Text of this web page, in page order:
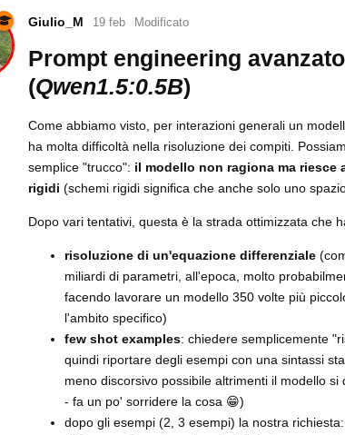
Giulio_M 19 feb Modificato
Prompt engineering
(Qwen1.5:0.5B)
Come abbiamo visto, per interazioni generali un
ha molta difficoltà nella risoluzione dei compiti.
semplice "trucco": il modello non ragiona ma riesce
rigidi (schemi rigidi significa che anche solo uno
Dopo vari tentativi, questa è la strada ottimizzata che
risoluzione di un'equazione differenziale
miliardi di parametri, all'epoca, molto
facendo lavorare un modello 350 volte più
l'ambito specifico)
few shot examples: chiedere semplicemente
quindi riportare degli esempi con una sintassi
meno discorsivo possibile altrimenti il modello
- fa un po' sorridere la cosa 😁)
dopo gli esempi (2, 3 esempi) la nostra richiesta: